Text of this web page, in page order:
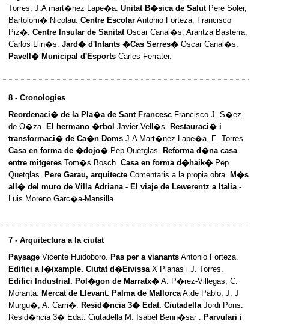
Torres, J.A mart�nez Lape�a. Unitat B�sica de SalutPere Soler,
Bartolom� Nicolau. Centre Escolar Antonio Forteza, Francisco
Piz�. Centre Insular de SanitatOscar Canal�s, Arantza Basterra,
Carlos Llin�s. Jard� d'Infants �Cas Serres� Oscar Canal�s.
Pavell� Municipal d'Esports Carles Ferrater.
8 - Cronologies
Reordenaci� de la Pla�a de Sant Francesc Francisco J. S�ez
de O�za. El hermano �rbol Javier Vell�s. Restauraci� i
transformaci� de Ca�n Doms J.A Mart�nez Lape�a, E. Torres.
Casa en forma de �dojo� Pep Quetglas. Reforma d�na casa
entre mitgeres Tom�s Bosch. Casa en forma d�haik� Pep
Quetglas. Pere Garau, arquitecte Comentaris a la propia obra. M�s
all� del muro de Villa Adriana - El viaje de Lewerentz a Italia -
Luis Moreno Garc�a-Mansilla.
7 - Arquitectura a la ciutat
Paysage Vicente Huidoboro. Pas per a vianants Antonio Forteza.
Edifici a l�ixample. Ciutat d�EivissaX Planas i J. Torres.
Edifici Industrial. Pol�gon de Marratx� A. P�rez-Villegas, C.
Moranta. Mercat de Llevant. Palma de MallorcaA.de Pablo, J. J
Murgu�, A. Carri�. Resid�ncia 3� Edat. CiutadellaJordi Pons.
Resid�ncia 3� Edat. Ciutadella M. Isabel Benn�sar . Parvulari i